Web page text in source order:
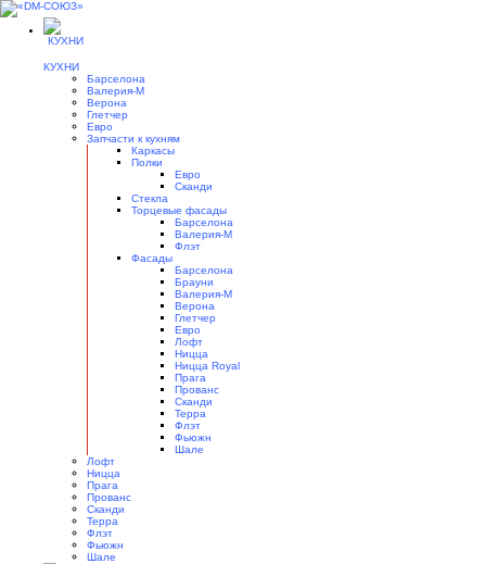
КУХНИ
Барселона
Валерия-М
Верона
Глетчер
Евро
Запчасти к кухням
Каркасы
Полки
Евро
Сканди
Стекла
Торцевые фасады
Барселона
Валерия-М
Флэт
Фасады
Барселона
Брауни
Валерия-М
Верона
Глетчер
Евро
Лофт
Ницца
Ницца Royal
Прага
Прованс
Сканди
Терра
Флэт
Фьюжн
Шале
Лофт
Ницца
Прага
Прованс
Сканди
Терра
Флэт
Фьюжн
Шале